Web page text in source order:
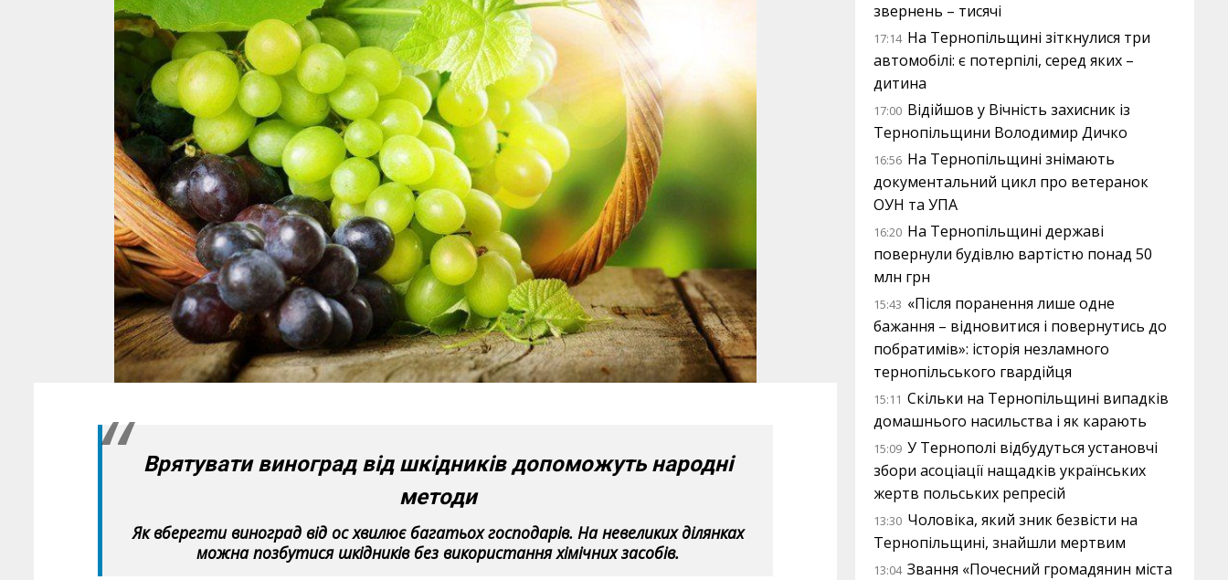
Врятувати виноград від шкідників допоможуть народні
методи
Як вберегти виноград від ос хвилює багатьох господарів. На невеликих ділянках
можна позбутися шкідників без використання хімічних засобів.
звернень – тисячі
17:14 На Тернопільщині зіткнулися три
автомобілі: є потерпілі, серед яких –
дитина
17:00 Відійшов у Вічність захисник із
Тернопільщини Володимир Дичко
16:56 На Тернопільщині знімають
документальний цикл про ветеранок
ОУН та УПА
16:20 На Тернопільщині державі
повернули будівлю вартістю понад 50
млн грн
15:43 «Після поранення лише одне
бажання – відновитися і повернутись до
побратимів»: історія незламного
тернопільського гвардійця
15:11 Скільки на Тернопільщині випадків
домашнього насильства і як карають
15:09 У Тернополі відбудуться установчі
збори асоціації нащадків українських
жертв польських репресій
13:30 Чоловіка, який зник безвісти на
Тернопільщині, знайшли мертвим
13:04 Звання «Почесний громадянин міста